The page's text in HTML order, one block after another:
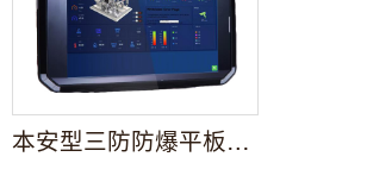
本安型三防防爆平板电脑Exipab20